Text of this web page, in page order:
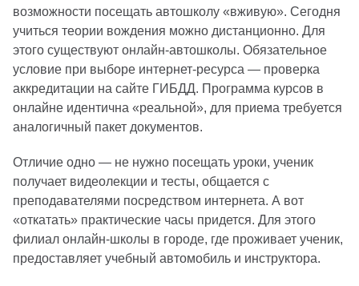
возможности посещать автошколу «вживую». Сегодня
учиться теории вождения можно дистанционно. Для
этого существуют онлайн-автошколы. Обязательное
условие при выборе интернет-ресурса — проверка
аккредитации на сайте ГИБДД. Программа курсов в
онлайне идентична «реальной», для приема требуется
аналогичный пакет документов.
Отличие одно — не нужно посещать уроки, ученик
получает видеолекции и тесты, общается с
преподавателями посредством интернета. А вот
«откатать» практические часы придется. Для этого
филиал онлайн-школы в городе, где проживает ученик,
предоставляет учебный автомобиль и инструктора.